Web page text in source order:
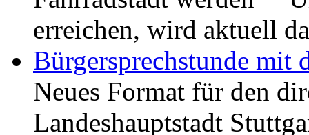
erreichen, wird aktuell
Bürgersprechstunde mit
Neues Format für den
Landeshauptstadt